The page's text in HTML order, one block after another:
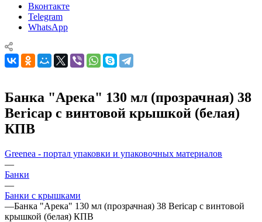
Вконтакте
Telegram
WhatsApp
Банка "Арека" 130 мл (прозрачная) 38
Bericap с винтовой крышкой (белая)
КПВ
Greenea - портал упаковки и упаковочных материалов
—
Банки
—
Банки с крышками
—Банка "Арека" 130 мл (прозрачная) 38 Bericap с винтовой
крышкой (белая) КПВ